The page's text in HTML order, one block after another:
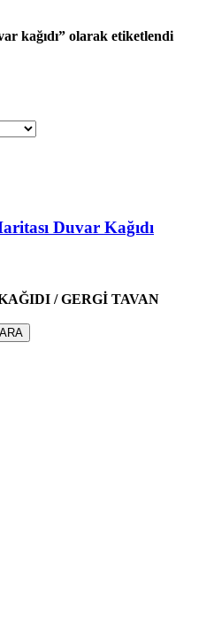
kağıdı” olarak etiketlendi
Duvar Kağıdı
/ GERGİ TAVAN
ARA